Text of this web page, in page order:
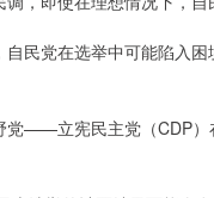
党在选举中可能陷入困
——立宪民主党（CDP）